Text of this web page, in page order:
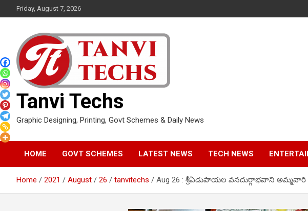
to
Friday, August 7, 2026
Tanvi Techs
Graphic Designing, Printing, Govt Schemes & Daily News
HOME GOVT SCHEMES LATEST NEWS TECH NEWS
Home 2021 August 26 tanvitechs Aug 26 : శ్రీఏడుపాయల వనదుర్గాభవాని